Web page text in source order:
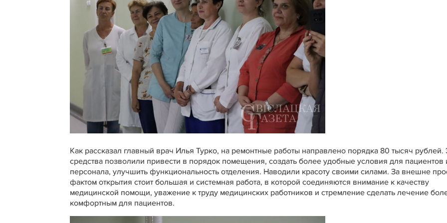
Как рассказал главный врач Илья Турко, на ремонтные работы направлено порядка 80 тысяч рублей.
средства позволили привести в порядок помещения, создать более удобные условия для пациентов
персонала, улучшить функциональность отделения. Наводили красоту своими силами. За внешне
фактом открытия стоит большая и системная работа, в которой соединяются внимание к качеству
медицинской помощи, уважение к труду медицинских работников и стремление сделать лечение
комфортным для пациентов.